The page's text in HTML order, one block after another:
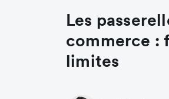
Les
commerce :
limites